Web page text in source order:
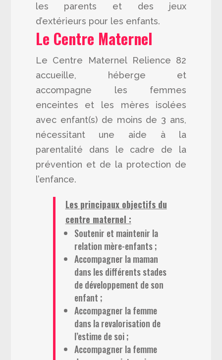
les parents et des jeux
d’extérieurs pour les enfants.
Le Centre Maternel
Le Centre Maternel Relience 82
accueille, héberge et
accompagne les femmes
enceintes et les mères isolées
avec enfant(s) de moins de 3 ans,
nécessitant une aide à la
parentalité dans le cadre de la
prévention et de la protection de
l’enfance.
Les principaux objectifs du
centre maternel :
Soutenir et maintenir la
relation mère-enfants ;
Accompagner la maman
dans les différents stades
de développement de son
enfant ;
Accompagner la femme
dans la revalorisation de
l’estime de soi ;
Accompagner la femme